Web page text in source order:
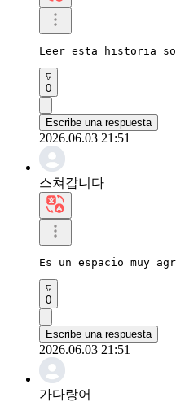
Leer esta historia
0
Escribe una respuesta
2026.06.03 21:51
스쳐갑니다
Es un espacio muy
0
Escribe una respuesta
2026.06.03 21:51
가다랑어